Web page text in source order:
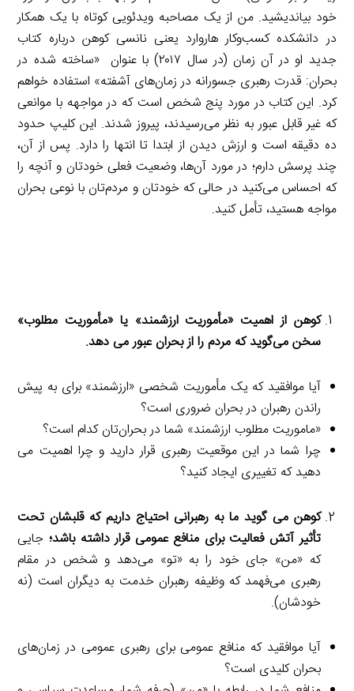
خود بیاندیشید. من از یک مصاحبه ویدئویی کوتاه با یک همکار
در دانشکده کسب‌وکار هاروارد یعنی نانسی کوهن درباره کتاب
جدید او در آن زمان (در سال ۲۰۱۷) با عنوان «ساخته شده در
بحران: قدرت رهبری جسورانه در زمان‌های آشفته» استفاده خواهم
کرد. این کتاب در مورد پنج شخص است که در مواجهه با موانعی
که غیر قابل عبور به نظر می‌رسیدند، پیروز شدند. این کلیپ حدود
ده دقیقه است و ارزش دیدن از ابتدا تا انتها را دارد. پس از آن،
چند پرسش دارم؛ در مورد آن‌ها، وضعیت فعلی خودتان و آنچه را
که احساس می‌کنید در حالی که خودتان و مردم‌تان با نوعی بحران
مواجه هستید، تأمل کنید.
کوهن از اهمیت «مأموریت ارزشمند» یا «مأموریت مطلوب»
سخن می‌گوید که مردم را از بحران عبور می دهد.
آیا موافقید که یک مأموریت شخصی «ارزشمند» برای به پیش
راندن رهبران در بحران ضروری است؟
«ماموریت مطلوب ارزشمند» شما در بحران‌تان کدام است؟
چرا شما در این موقعیت رهبری قرار دارید و چرا اهمیت می
دهید که تغییری ایجاد کنید؟
کوهن می گوید ما به رهبرانی احتیاج داریم که قلبشان تحت
تأثیر آتش فعالیت برای منافع عمومی قرار داشته باشد؛ جایی
که «من» جای خود را به «تو» می‌دهد و شخص در مقام
رهبری می‌فهمد که وظیفه رهبران خدمت به دیگران است (نه
خودشان).
آیا موافقید که منافع عمومی برای رهبری عمومی در زمان‌های
بحران کلیدی است؟